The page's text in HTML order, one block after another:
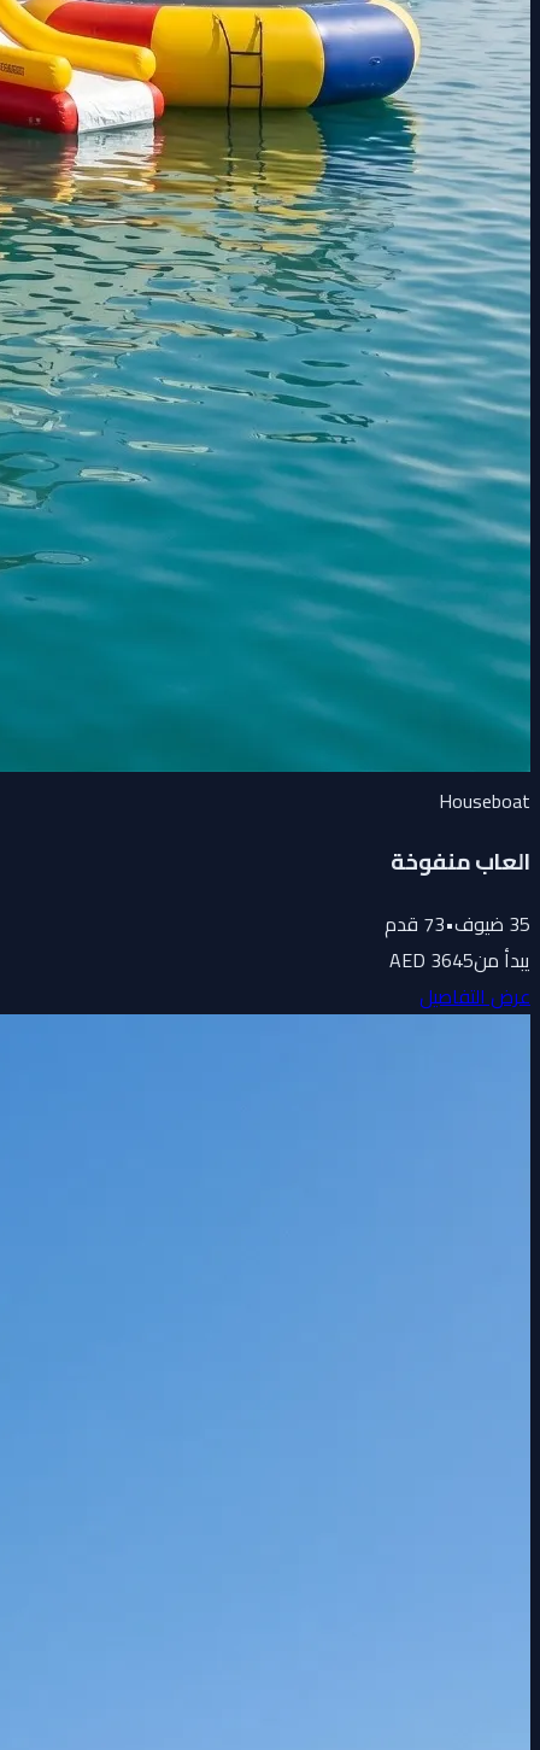
Houseboat
العاب منفوخة
35ضيوف•
73 قدم
يبدأ من3645 AED
عرض التفاصيل